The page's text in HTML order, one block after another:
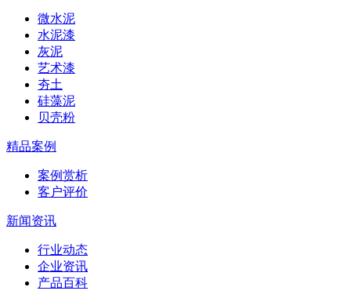
微水泥
水泥漆
灰泥
艺术漆
夯土
硅藻泥
贝壳粉
精品案例
案例赏析
客户评价
新闻资讯
行业动态
企业资讯
产品百科